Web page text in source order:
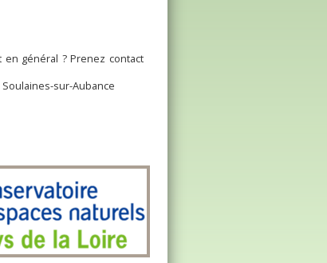
général ? Prenez contact
sur-Aubance